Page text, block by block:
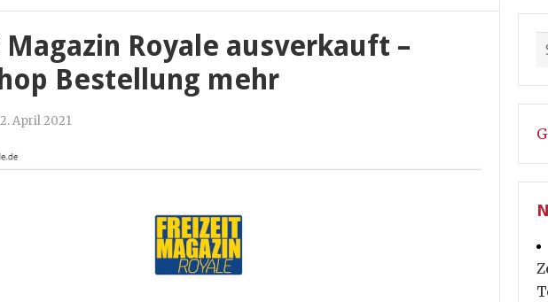
Royale ausverkauft –
Bestellung mehr
April 2021